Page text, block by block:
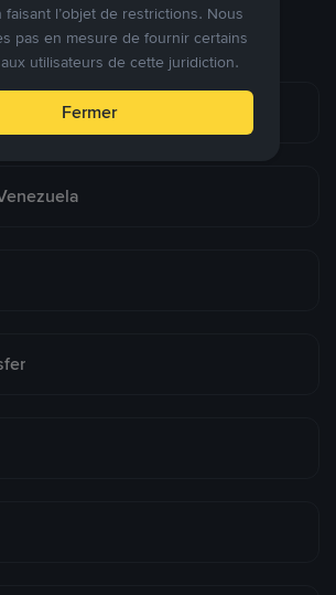
de paiement
faisant l’objet de restrictions. Nous
pas en mesure de fournir certains
utilisateurs de cette juridiction.
Fermer